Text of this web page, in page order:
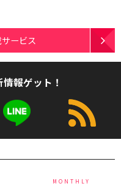
ービス
報ゲット！
MONTHLY